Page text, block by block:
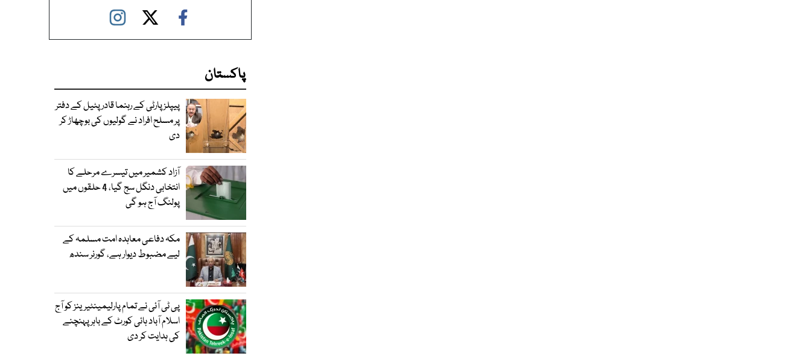
پاکستان
پیپلز پارٹی کے رہنما قادر پٹیل کے دفتر
پر مسلح افراد نے گولیوں کی بوچھاڑ کر
دی
آزاد کشمیر میں تیسرے مرحلے کا
انتخابی دنگل سج گیا، 4 حلقوں میں
پولنگ آج ہو گی
مکہ دفاعی معاہدہ امت مسلمہ کے
لیے مضبوط دیوار ہے، گورنر سندھ
پی ٹی آئی نے تمام پارلیمینٹیرینز کو آج
اسلام آباد ہائی کورٹ کے باہر پہنچنے
کی ہدایت کر دی